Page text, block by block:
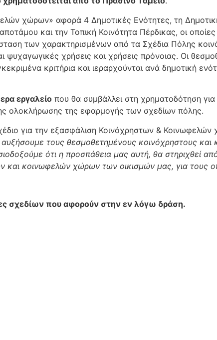
χώρων» αφορά 4 Δημοτικές Ενότητες, τη
και την Τοπική Κοινότητα Πέρδικας, οι
των χαρακτηρισμένων από τα Σχέδια Πόλης
ψυχαγωγικές χρήσεις και χρήσεις πρόνοιας. Οι
κριτήρια και ιεραρχούνται ανά δημοτική
εργαλείο που θα συμβάλλει στη χρηματοδότηση για
ολοκλήρωσης της εφαρμογής των σχεδίων πόλης.
για την εξασφάλιση Κοινόχρηστων &
τους θεσμοθετημένους κοινόχρηστους και
ότι η προσπάθεια μας αυτή, θα στηριχθεί
κοινωφελών χώρων των οικισμών μας, για τους
σχεδίων που αφορούν στην εν λόγω δράση.